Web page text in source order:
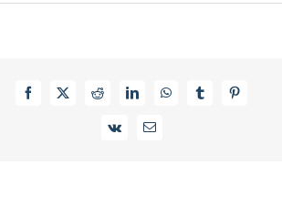
Facebook
X RedditLinkedInWhatsAppTumblrPinterest
Vk Email